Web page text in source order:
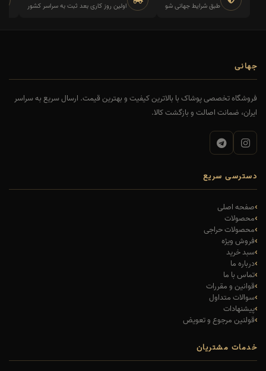
طبق شرایط جهانی شو اولین روز کاری بعد ثبت به سراسر کشور
جهانی
فروشگاه تخصصی پوشاک با بالاترین کیفیت و بهترین قیمت. ارسال سریع به سراسر
ایران، ضمانت اصالت و بازگشت کالا.
دسترسی سریع
صفحه اصلی
محصولات
محصولات حراجی
فروش ویژه
سبد خرید
درباره ما
تماس با ما
قوانین و مقررات
سوالات متداول
پیشنهادات
قولنین مرجوع و تعویض
خدمات مشتریان